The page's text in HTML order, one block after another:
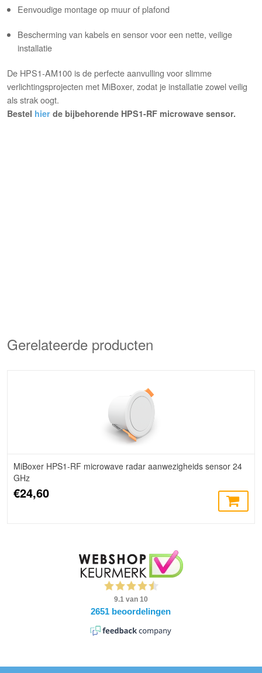
Eenvoudige montage op muur of plafond
Bescherming van kabels en sensor voor een nette, veilige
installatie
De HPS1‑AM100 is de perfecte aanvulling voor slimme
verlichtingsprojecten met MiBoxer, zodat je installatie zowel veilig
als strak oogt.
Bestel hier de bijbehorende HPS1-RF microwave sensor.
Gerelateerde producten
MiBoxer HPS1-RF microwave radar aanwezigheids sensor 24
GHz
€24,60